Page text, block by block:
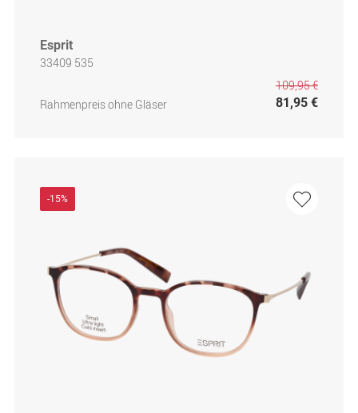
Esprit
33409 535
Rahmenpreis ohne Gläser
109,95 €
81,95 €
-15%